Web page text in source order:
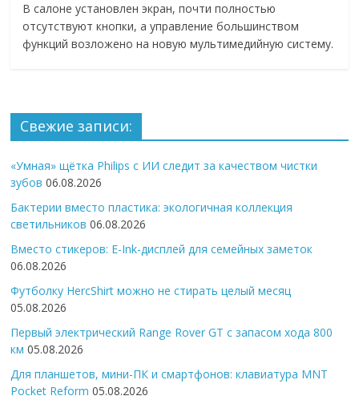
В салоне установлен экран, почти полностью
отсутствуют кнопки, а управление большинством
функций возложено на новую мультимедийную систему.
Свежие записи:
«Умная» щётка Philips с ИИ следит за качеством чистки
зубов 06.08.2026
Бактерии вместо пластика: экологичная коллекция
светильников 06.08.2026
Вместо стикеров: E-Ink-дисплей для семейных заметок
06.08.2026
Футболку HercShirt можно не стирать целый месяц
05.08.2026
Первый электрический Range Rover GT с запасом хода 800
км 05.08.2026
Для планшетов, мини-ПК и смартфонов: клавиатура MNT
Pocket Reform 05.08.2026